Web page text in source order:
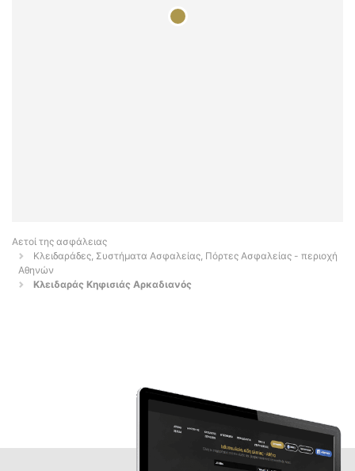
Αετοί της ασφάλειας
Κλειδαράδες, Συστήματα Ασφαλείας, Πόρτες Ασφαλείας - περιοχή
Αθηνών
Κλειδαράς Κηφισιάς Αρκαδιανός